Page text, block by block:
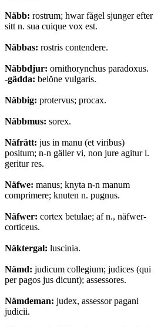
Näbb: rostrum; hwar fågel sjunger efter
sitt n. sua cuique vox est.
Näbbas: rostris contendere.
Näbbdjur: ornithorynchus paradoxus.
-gädda: belŏne vulgaris.
Näbbig: protervus; procax.
Näbbmus: sorex.
Näfrätt: jus in manu (et viribus)
positum; n-n gäller vi, non jure agitur l.
geritur res.
Näfwe: manus; knyta n-n manum
comprimere; knuten n. pugnus.
Näfwer: cortex betulae; af n., näfwer-
corticeus.
Näktergal: luscinia.
Nämd: judicum collegium; judices (qui
per pagos jus dicunt); assessores.
Nämdeman: judex, assessor pagani
judicii.